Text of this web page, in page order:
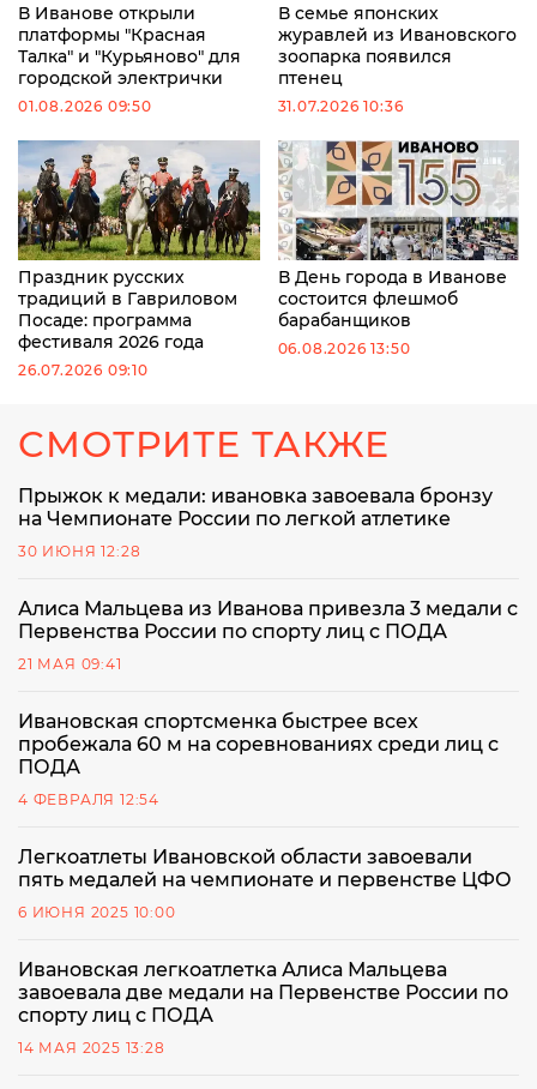
В Иванове открыли
платформы "Красная
Талка" и "Курьяново" для
городской электрички
01.08.2026 09:50
В семье японских
журавлей из Ивановского
зоопарка появился
птенец
31.07.2026 10:36
Праздник русских
традиций в Гавриловом
Посаде: программа
фестиваля 2026 года
26.07.2026 09:10
В День города в Иванове
состоится флешмоб
барабанщиков
06.08.2026 13:50
СМОТРИТЕ ТАКЖЕ
Прыжок к медали: ивановка завоевала бронзу
на Чемпионате России по легкой атлетике
30 ИЮНЯ 12:28
Алиса Мальцева из Иванова привезла 3 медали с
Первенства России по спорту лиц с ПОДА
21 МАЯ 09:41
Ивановская спортсменка быстрее всех
пробежала 60 м на соревнованиях среди лиц с
ПОДА
4 ФЕВРАЛЯ 12:54
Легкоатлеты Ивановской области завоевали
пять медалей на чемпионате и первенстве ЦФО
6 ИЮНЯ 2025 10:00
Ивановская легкоатлетка Алиса Мальцева
завоевала две медали на Первенстве России по
спорту лиц с ПОДА
14 МАЯ 2025 13:28